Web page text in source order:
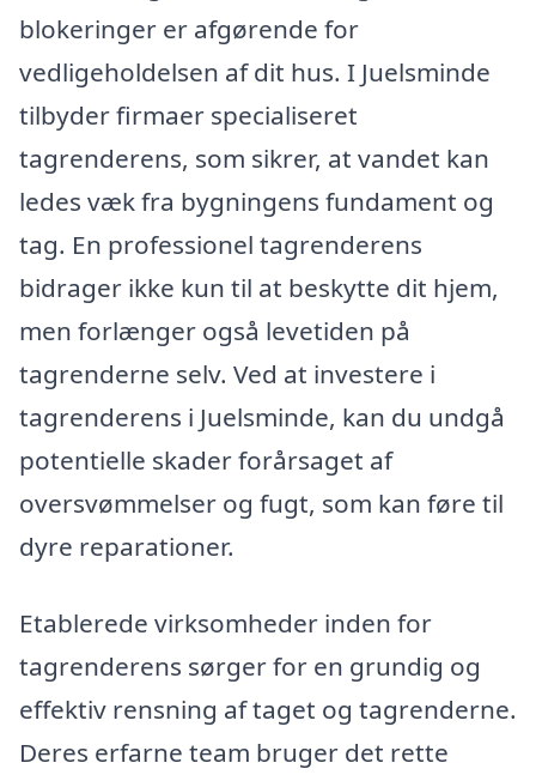
blokeringer er afgørende for
vedligeholdelsen af dit hus. I Juelsminde
tilbyder firmaer specialiseret
tagrenderens, som sikrer, at vandet kan
ledes væk fra bygningens fundament og
tag. En professionel tagrenderens
bidrager ikke kun til at beskytte dit hjem,
men forlænger også levetiden på
tagrenderne selv. Ved at investere i
tagrenderens i Juelsminde, kan du undgå
potentielle skader forårsaget af
oversvømmelser og fugt, som kan føre til
dyre reparationer.
Etablerede virksomheder inden for
tagrenderens sørger for en grundig og
effektiv rensning af taget og tagrenderne.
Deres erfarne team bruger det rette